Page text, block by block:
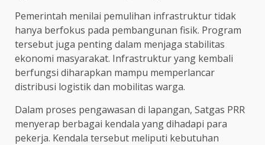
Pemerintah menilai pemulihan infrastruktur tidak
hanya berfokus pada pembangunan fisik. Program
tersebut juga penting dalam menjaga stabilitas
ekonomi masyarakat. Infrastruktur yang kembali
berfungsi diharapkan mampu memperlancar
distribusi logistik dan mobilitas warga.
Dalam proses pengawasan di lapangan, Satgas PRR
menyerap berbagai kendala yang dihadapi para
pekerja. Kendala tersebut meliputi kebutuhan